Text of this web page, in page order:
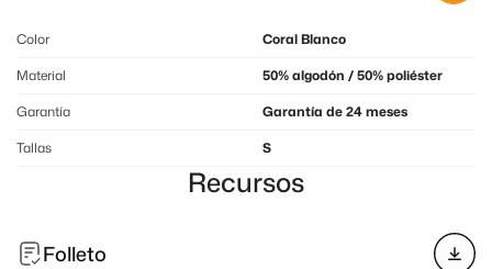
Color
Coral Blanco
Material
50% algodón / 50% poliéster
Garantía
Garantía de 24 meses
Tallas
S
Recursos
Folleto